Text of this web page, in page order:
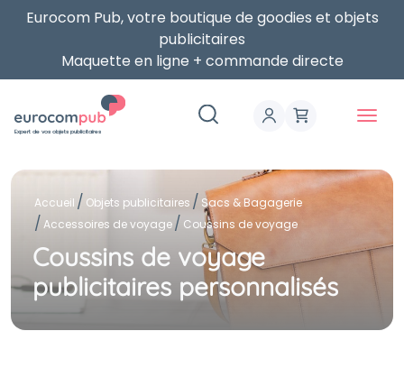
Eurocom Pub, votre boutique de goodies et objets
publicitaires
Maquette en ligne + commande directe
Expert de vos objets publicitaires
Accueil Objets publicitaires
Sacs & Bagagerie
Accessoires de voyage
Coussins de voyage
Coussins de voyage
publicitaires personnalisés